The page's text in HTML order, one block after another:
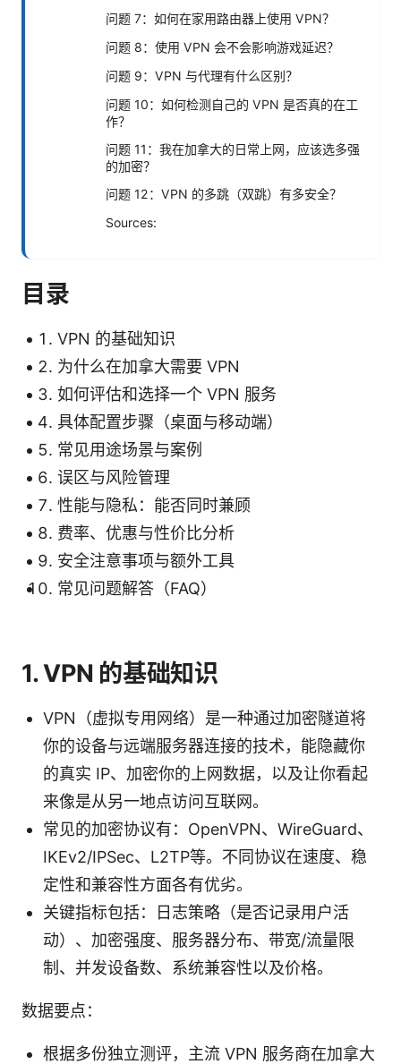
问题 7：如何在家用路由器上使用 VPN？
问题 8：使用 VPN 会不会影响游戏延迟？
问题 9：VPN 与代理有什么区别？
问题 10：如何检测自己的 VPN 是否真的在工
作？
问题 11：我在加拿大的日常上网，应该选多强
的加密？
问题 12：VPN 的多跳（双跳）有多安全？
Sources:
目录
VPN 的基础知识
为什么在加拿大需要 VPN
如何评估和选择一个 VPN 服务
具体配置步骤（桌面与移动端）
常见用途场景与案例
误区与风险管理
性能与隐私：能否同时兼顾
费率、优惠与性价比分析
安全注意事项与额外工具
常见问题解答（FAQ）
1. VPN 的基础知识
VPN（虚拟专用网络）是一种通过加密隧道将
你的设备与远端服务器连接的技术，能隐藏你
的真实 IP、加密你的上网数据，以及让你看起
来像是从另一地点访问互联网。
常见的加密协议有：OpenVPN、WireGuard、
IKEv2/IPSec、L2TP等。不同协议在速度、稳
定性和兼容性方面各有优劣。
关键指标包括：日志策略（是否记录用户活
动）、加密强度、服务器分布、带宽/流量限
制、并发设备数、系统兼容性以及价格。
数据要点：
根据多份独立测评，主流 VPN 服务商在加拿大